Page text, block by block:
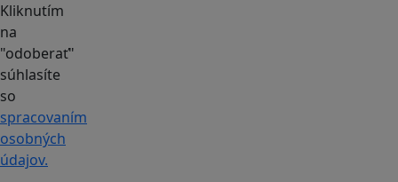
Kliknutím
na
"odoberať"
súhlasíte
so
spracovaním
osobných
údajov.